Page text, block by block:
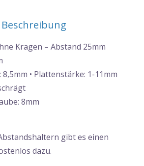
Beschreibung
Kragen – Abstand 25mm
• Plattenstärke: 1-11mm
8mm
gibt es einen
dazu.